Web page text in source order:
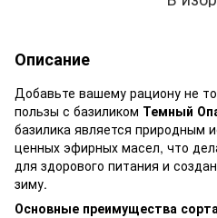
Описание
Добавьте вашему рациону не
пользы с базиликом Темный
базилика является природным
ценных эфирных масел, что
для здорового питания и
зиму.
Основные преимущества